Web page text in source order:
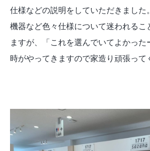
仕様などの説明をしていただきました
機器など色々仕様について迷われるこ
ますが、「これを選んでいてよかった
時がやってきますので家造り頑張って